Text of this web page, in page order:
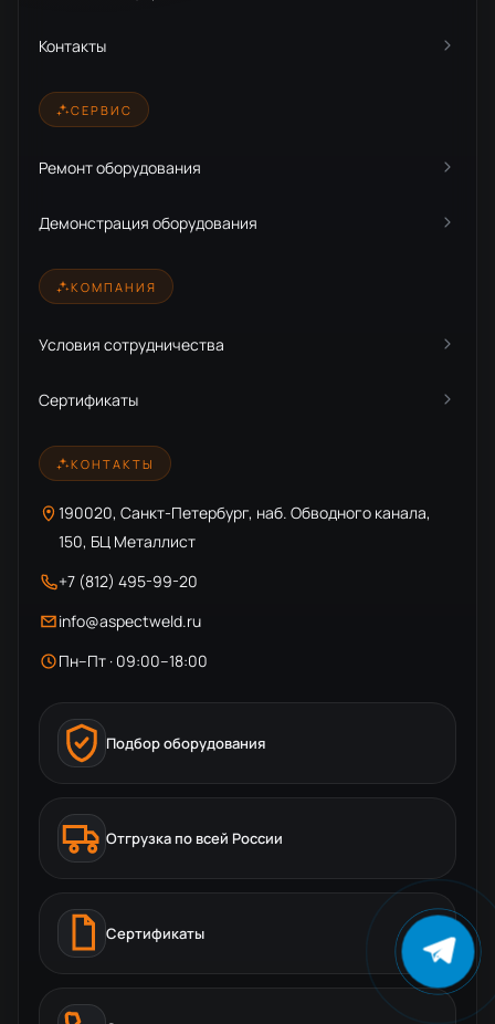
Контакты
СЕРВИС
Ремонт оборудования
Демонстрация оборудования
КОМПАНИЯ
Условия сотрудничества
Сертификаты
КОНТАКТЫ
190020, Санкт-Петербург, наб. Обводного канала,
150, БЦ Металлист
+7 (812) 495-99-20
info@aspectweld.ru
Пн–Пт · 09:00–18:00
Подбор оборудования
Отгрузка по всей России
Сертификаты